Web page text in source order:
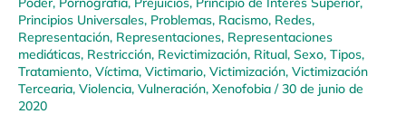
Principios Universales, Problemas, Racismo, Redes,
Representación, Representaciones, Representaciones
mediáticas, Restricción, Revictimización, Ritual, Sexo, Tipos,
Tratamiento, Víctima, Victimario, Victimización, Victimización
Tercearia, Violencia, Vulneración, Xenofobia /30 de junio de
2020